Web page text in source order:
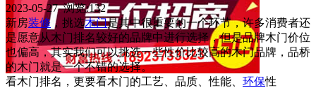
2023-05-27 浏览:132
新房装修 ，挑选木门是其中很重要的一个环节，许多消费者还
是愿意从木门排名较好的品牌中进行选择，但是品牌木门价位
也偏高，其实我们可以挑选一些性价比较高的木门品牌，品桥
的木门就是一个不错的选择。
看木门排名，更要看木门的工艺、品质、性能、 环保性